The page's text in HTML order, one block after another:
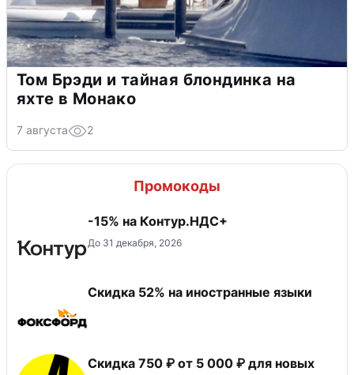
Том Брэди и тайная блондинка на
яхте в Монако
7 августа 2
Промокоды
-15% на Контур.НДС+
До 31 декабря, 2026
Скидка 52% на иностранные языки
Скидка 750 ₽ от 5 000 ₽ для новых